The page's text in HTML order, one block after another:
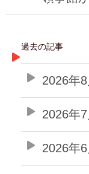
過去の記事
2026年8
2026年7
2026年6